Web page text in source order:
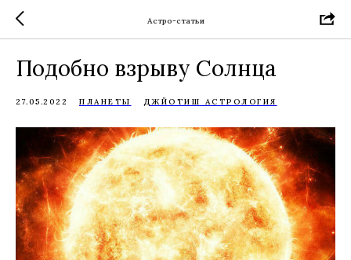
Астро-статьи
Подобно взрыву Солнца
27.05.2022 ПЛАНЕТЫ ДЖЙОТИШ АСТРОЛОГИЯ